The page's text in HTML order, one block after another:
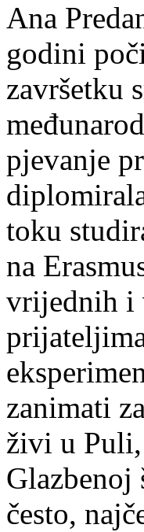
Ana
godini
završetku
pjevanje
toku
na
vrijednih i
zanimati
živi u
često,